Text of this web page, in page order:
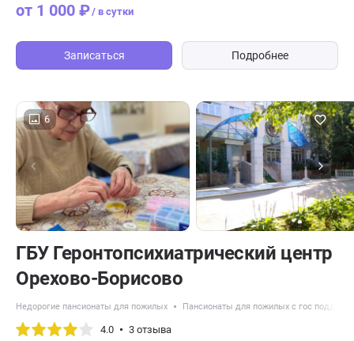
от 1 000 ₽/ в сутки
Записаться Подробнее
6
ГБУ Геронтопсихиатрический центр
Орехово-Борисово
Недорогие пансионаты для пожилых Пансионаты для пожилых с гос
4.0 3 отзыва